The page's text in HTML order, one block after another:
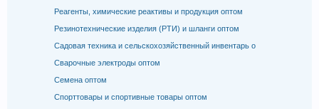
Реагенты, химические реактивы и продукция оптом
Резинотехнические изделия (РТИ) и шланги оптом
Садовая техника и сельскохозяйственный инвентарь о
Сварочные электроды оптом
Семена оптом
Спорттовары и спортивные товары оптом